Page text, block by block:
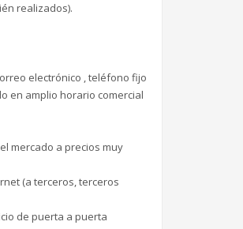
realizados).
electrónico , teléfono fijo
en amplio horario comercial
mercado a precios muy
(a terceros, terceros
de puerta a puerta